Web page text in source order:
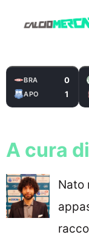
BRA 0
APO 1
A cura
Nato